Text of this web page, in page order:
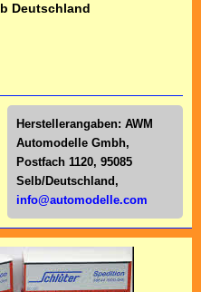
Deutschland
Herstellerangaben: AWM
Automodelle Gmbh,
Postfach 1120, 95085
Selb/Deutschl and,
info@automodelle.com